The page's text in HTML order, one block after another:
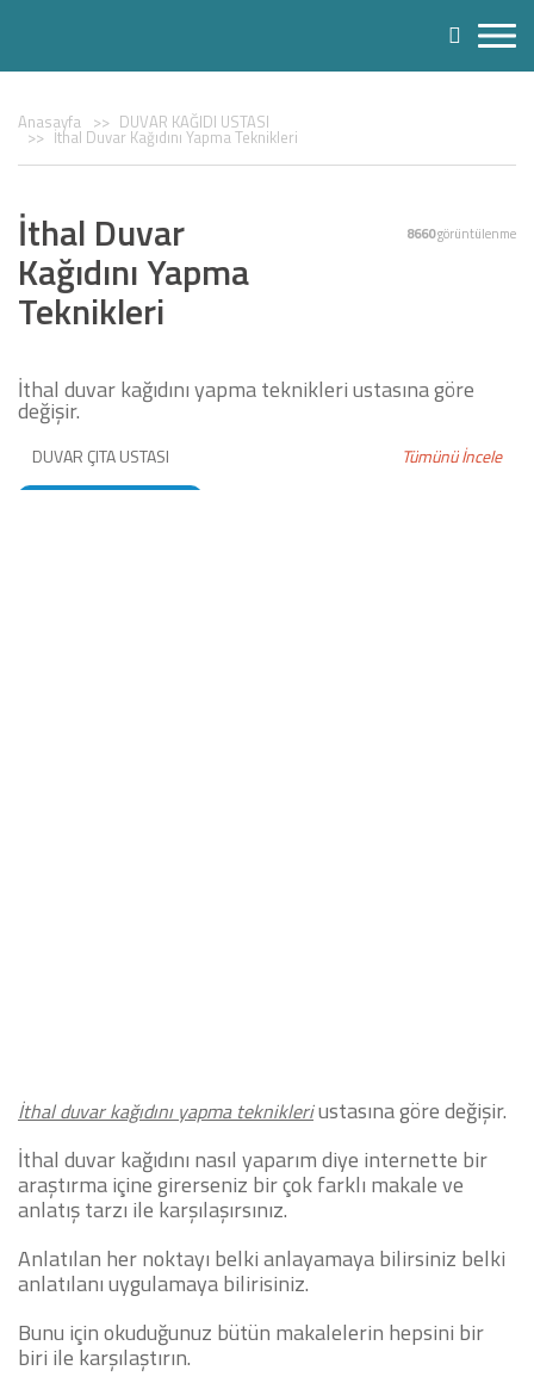
Anasayfa DUVAR KAĞIDI USTASI
İthal Duvar Kağıdını Yapma Teknikleri
İthal Duvar
Kağıdını Yapma
Teknikleri
8660görüntülenme
İthal duvar kağıdını yapma teknikleri ustasına göre
değişir.
DUVAR ÇITA USTASI Tümünü İncele
İthal duvar kağıdını yapma teknikleriustasına göre değişir.
İthal duvar kağıdını nasıl yaparım diye internette bir
araştırma içine girerseniz bir çok farklı makale ve
anlatış tarzı ile karşılaşırsınız.
Anlatılan her noktayı belki anlayamaya bilirsiniz belki
anlatılanı uygulamaya bilirisiniz.
Bunu için okuduğunuz bütün makalelerin hepsini bir
biri ile karşılaştırın.